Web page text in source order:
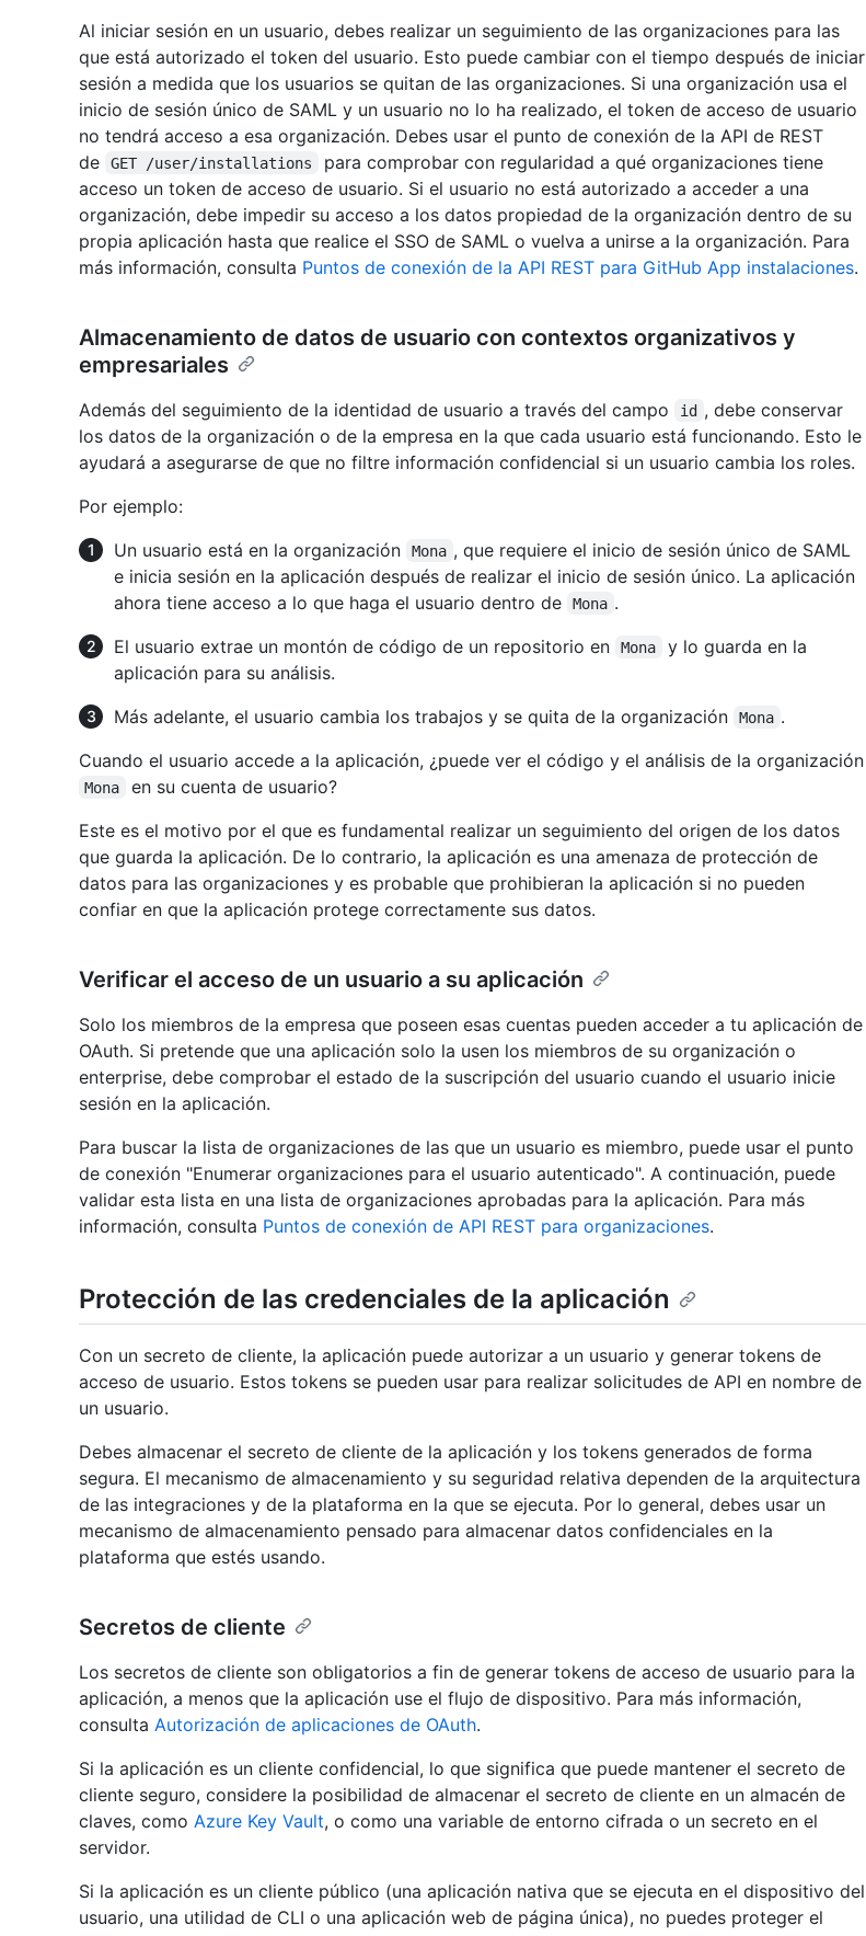
Al iniciar sesión en un usuario, debes realizar un seguimiento de las organizaciones para las
que está autorizado el token del usuario. Esto puede cambiar con el tiempo después de iniciar
sesión a medida que los usuarios se quitan de las organizaciones. Si una organización usa el
inicio de sesión único de SAML y un usuario no lo ha realizado, el token de acceso de usuario
no tendrá acceso a esa organización. Debes usar el punto de conexión de la API de REST
de
GET /user/installations
para comprobar con regularidad a qué organizaciones tiene
acceso un token de acceso de usuario. Si el usuario no está autorizado a acceder a una
organización, debe impedir su acceso a los datos propiedad de la organización dentro de su
propia aplicación hasta que realice el SSO de SAML o vuelva a unirse a la organización. Para
más información, consulta Puntos de conexión de la API REST para GitHub App instalaciones.
Almacenamiento de datos de usuario con contextos organizativos y
empresariales
Además del seguimiento de la identidad de usuario a través del campo id , debe conservar
los datos de la organización o de la empresa en la que cada usuario está funcionando. Esto le
ayudará a asegurarse de que no filtre información confidencial si un usuario cambia los roles.
Por ejemplo:
Un usuario está en la organización
Mona , que requiere el inicio de sesión único de SAML
e inicia sesión en la aplicación después de realizar el inicio de sesión único. La aplicación
ahora tiene acceso a lo que haga el usuario dentro de
Mona .
El usuario extrae un montón de código de un repositorio en
Mona
y lo guarda en la
aplicación para su análisis.
Más adelante, el usuario cambia los trabajos y se quita de la organización
Mona .
Cuando el usuario accede a la aplicación, ¿puede ver el código y el análisis de la organización
Mona
en su cuenta de usuario?
Este es el motivo por el que es fundamental realizar un seguimiento del origen de los datos
que guarda la aplicación. De lo contrario, la aplicación es una amenaza de protección de
datos para las organizaciones y es probable que prohibieran la aplicación si no pueden
confiar en que la aplicación protege correctamente sus datos.
Verificar el acceso de un usuario a su aplicación
Solo los miembros de la empresa que poseen esas cuentas pueden acceder a tu aplicación de
OAuth. Si pretende que una aplicación solo la usen los miembros de su organización o
enterprise, debe comprobar el estado de la suscripción del usuario cuando el usuario inicie
sesión en la aplicación.
Para buscar la lista de organizaciones de las que un usuario es miembro, puede usar el punto
de conexión "Enumerar organizaciones para el usuario autenticado". A continuación, puede
validar esta lista en una lista de organizaciones aprobadas para la aplicación. Para más
información, consulta Puntos de conexión de API REST para organizaciones.
Protección de las credenciales de la aplicación
Con un secreto de cliente, la aplicación puede autorizar a un usuario y generar tokens de
acceso de usuario. Estos tokens se pueden usar para realizar solicitudes de API en nombre de
un usuario.
Debes almacenar el secreto de cliente de la aplicación y los tokens generados de forma
segura. El mecanismo de almacenamiento y su seguridad relativa dependen de la arquitectura
de las integraciones y de la plataforma en la que se ejecuta. Por lo general, debes usar un
mecanismo de almacenamiento pensado para almacenar datos confidenciales en la
plataforma que estés usando.
Secretos de cliente
Los secretos de cliente son obligatorios a fin de generar tokens de acceso de usuario para la
aplicación, a menos que la aplicación use el flujo de dispositivo. Para más información,
consulta Autorización de aplicaciones de OAuth.
Si la aplicación es un cliente confidencial, lo que significa que puede mantener el secreto de
cliente seguro, considere la posibilidad de almacenar el secreto de cliente en un almacén de
claves, como Azure Key Vault, o como una variable de entorno cifrada o un secreto en el
servidor.
Si la aplicación es un cliente público (una aplicación nativa que se ejecuta en el dispositivo del
usuario, una utilidad de CLI o una aplicación web de página única), no puedes proteger el